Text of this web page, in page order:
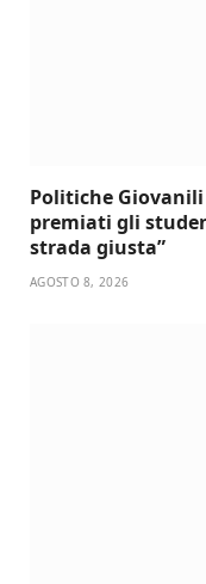
Politiche
premiati gli
strada giusta”
AGOSTO 8, 2026